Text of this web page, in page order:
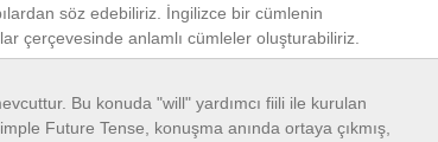
söz edebiliriz. İngilizce bir cümlenin
çerçevesinde anlamlı cümleler oluşturabiliriz.
Bu konuda "will" yardımcı fiili ile kurulan
Future Tense, konuşma anında ortaya çıkmış,